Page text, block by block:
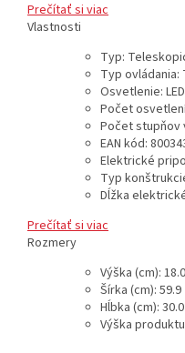
Prečítať si viac
Vlastnosti
Typ:
Typ ovládania:
Osvetlenie: LED
Počet
Počet stupňov
EAN kód:
Elektrické
Typ
Dĺžka
Prečítať si viac
Rozmery
Výška (cm): 18.0
Šírka (cm): 59.9
Hĺbka (cm): 30.0
Výška